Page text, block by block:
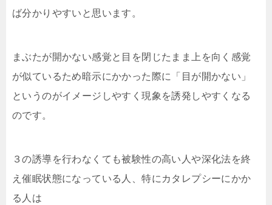
ば分かりやすいと思います。
まぶたが開かない感覚と目を閉じたまま上を向く感覚
が似ているため暗示にかかった際に「目が開かない」
というのがイメージしやすく現象を誘発しやすくなる
のです。
３の誘導を行わなくても被験性の高い人や深化法を終
え催眠状態になっている人、特にカタレプシーにかか
る人は